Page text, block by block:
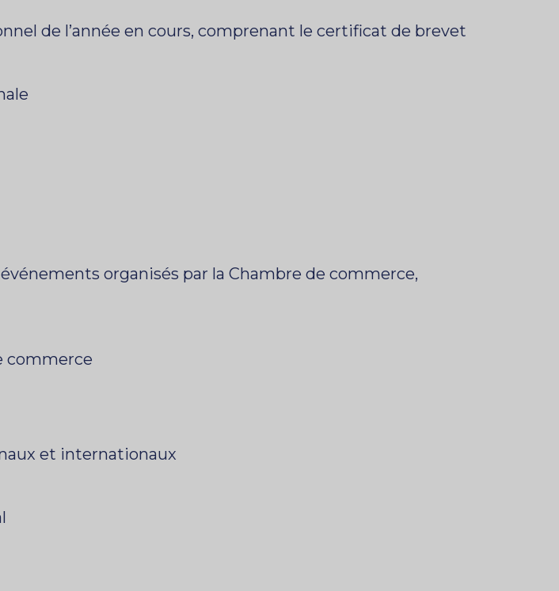
de l’année en cours, comprenant le certificat de brevet
organisés par la Chambre de commerce,
commerce
et internationaux